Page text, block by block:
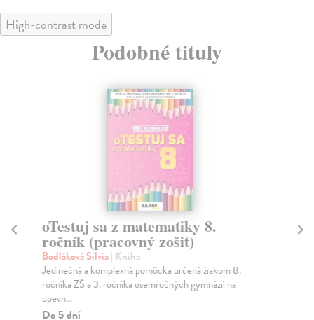
High-contrast mode
Podobné tituly
oTestuj sa z matematiky 8.
ročník (pracovný zošit)
Bodláková Silvia| Kniha
Jedinečná a komplexná pomôcka určená žiakom 8.
ročníka ZŠ a 3. ročníka osemročných gymnázií na
upevn...
Do 5 dní